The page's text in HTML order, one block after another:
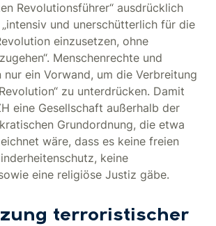
Revolutionsführer“ ausdrücklich
und unerschütterlich für die
einzusetzen, ohne
Menschenrechte und
nur ein Vorwand, um die Verbreitung
zu unterdrücken. Damit
eine Gesellschaft außerhalb der
Grundordnung, die etwa
wäre, dass es keine freien
keine
eine religiöse Justiz gäbe.
terroristischer